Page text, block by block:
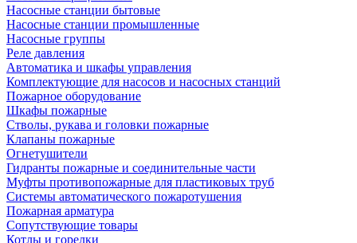
Насосные станции бытовые
Насосные станции промышленные
Насосные группы
Реле давления
Автоматика и шкафы управления
Комплектующие для насосов и насосных станций
Пожарное оборудование
Шкафы пожарные
Стволы, рукава и головки пожарные
Клапаны пожарные
Огнетушители
Гидранты пожарные и соединительные части
Муфты противопожарные для пластиковых труб
Системы автоматического пожаротушения
Пожарная арматура
Сопутствующие товары
Котлы и горелки